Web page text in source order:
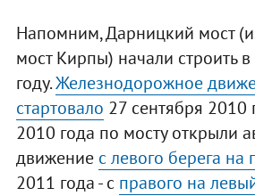
Напомним, Дарницкий мост
мост Кирпы) начали строить
году.Железнодорожное
стартовало 27 сентября 2010
2010 года по мосту открыли
движение с левого берега на
2011 года - с правого на